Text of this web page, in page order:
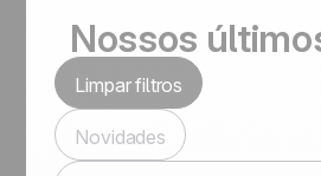
Nossos
Limpar filtros
Novidades